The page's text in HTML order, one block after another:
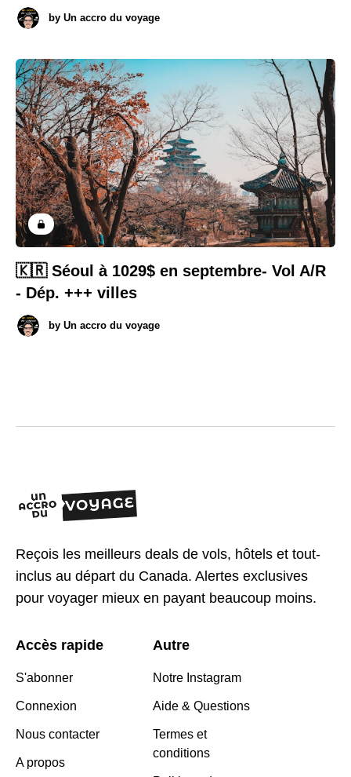
by Un accro du voyage
🇰🇷 Séoul à 1029$ en septembre- Vol A/R
- Dép. +++ villes
by Un accro du voyage
Reçois les meilleurs deals de vols, hôtels et tout-
inclus au départ du Canada. Alertes exclusives
pour voyager mieux en payant beaucoup moins.
Accès rapide
S'abonner
Connexion
Nous contacter
A propos
Autre
Notre Instagram
Aide & Questions
Termes et
conditions